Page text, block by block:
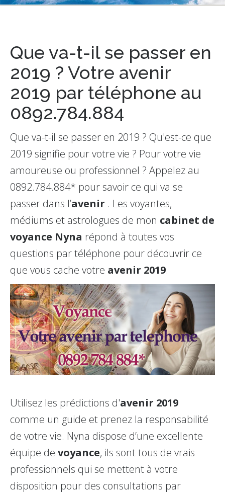
Que va-t-il se passer en
2019 ? Votre avenir
2019 par téléphone au
0892.784.884
Que va-t-il se passer en 2019 ? Qu'est-ce que
2019 signifie pour votre vie ? Pour votre vie
amoureuse ou professionnel ? Appelez au
0892.784.884* pour savoir ce qui va se
passer dans l’avenir . Les voyantes,
médiums et astrologues de mon cabinet de
voyance Nyna répond à toutes vos
questions par téléphone pour découvrir ce
que vous cache votre avenir 2019.
Utilisez les prédictions d'avenir 2019
comme un guide et prenez la responsabilité
de votre vie. Nyna dispose d’une excellente
équipe de voyance, ils sont tous de vrais
professionnels qui se mettent à votre
disposition pour des consultations par